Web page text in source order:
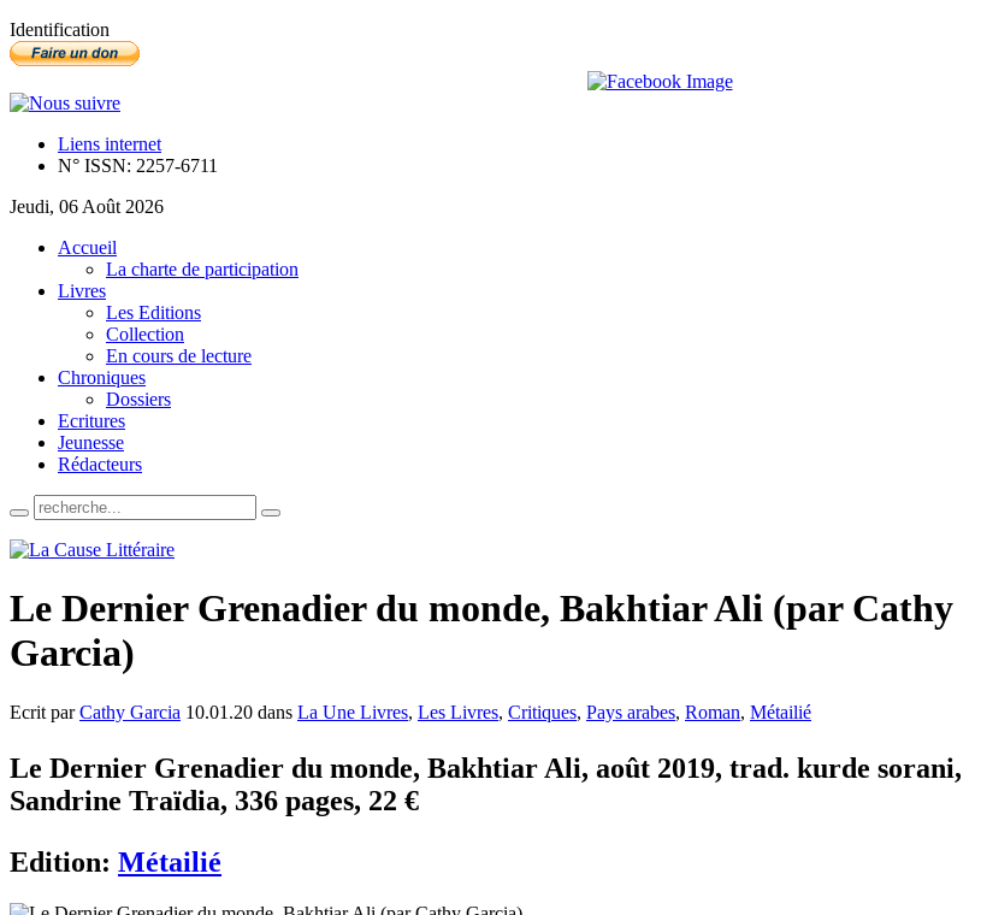
Identification
Liens internet
N° ISSN: 2257-6711
Jeudi, 06 Août 2026
Accueil
La charte de participation
Livres
Les Editions
Collection
En cours de lecture
Chroniques
Dossiers
Ecritures
Jeunesse
Rédacteurs
Le Dernier Grenadier du monde, Bakhtiar Ali (par Cathy
Garcia)
Ecrit parCathy Garcia 10.01.20 dans La Une Livres, Les Livres, Critiques, Pays arabes, Roman, Métailié
Le Dernier Grenadier du monde, Bakhtiar Ali, août 2019, trad. kurde sorani,
Sandrine Traïdia, 336 pages, 22 €
Edition: Métailié